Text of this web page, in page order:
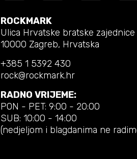
ROCKMARK
Ulica Hrvatske bratske zajednice
10000 Zagreb, Hrvatska
+385 1 5392 430
rock@rockmark.hr
RADNO VRIJEME:
PON - PET: 9:00 - 20:00
SUB: 10:00 - 14:00
(nedjeljom i blagdanima ne